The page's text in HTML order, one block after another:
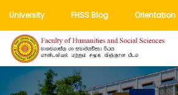
University FHSS Blog Orientation